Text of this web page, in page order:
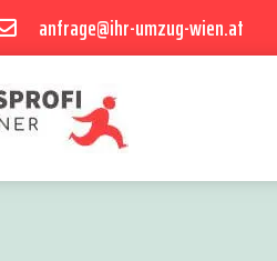
anfrage@ihr-umzug-wien.at